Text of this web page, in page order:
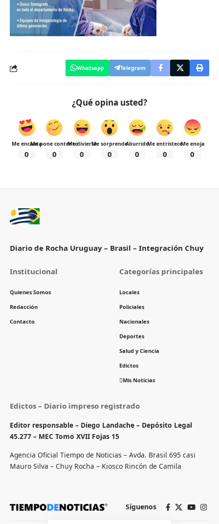
Whatsapp Telegram
¿Qué opina usted?
Me encanta
0
Me pone contento
0
Me divierte
0
Me sorprende
0
Aburrido
0
Me entristece
0
Me enoja
0
Diario de Rocha Uruguay – Brasil – Integración Chuy
Institucional
Quienes Somos
Redacción
Contacto
Categorías principales
Locales
Policiales
Nacionales
Deportes
Salud y Ciencia
Edictos
Mis Noticias
Edictos – Diario impreso registrado
Editor responsable – Diego Landache – Depósito Legal
45.277 – MEC Tomo XVII Fojas 15
Agencia Oficial Tiempo de Noticias – Avda. Brasil 695 casi
Mauro Silva – Chuy Rocha – Kiosco Rincón de Camila
Síguenos